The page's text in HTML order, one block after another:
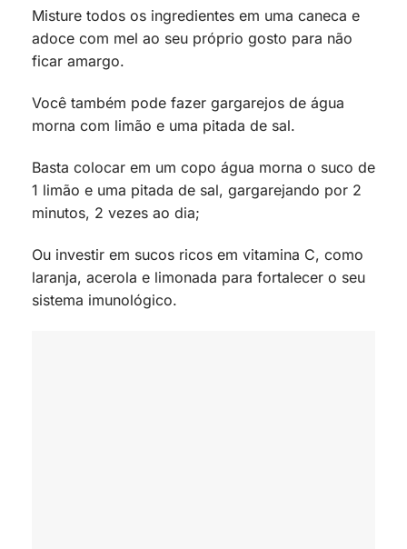
Misture todos os ingredientes em uma caneca e
adoce com mel ao seu próprio gosto para não
ficar amargo.
Você também pode fazer gargarejos de água
morna com limão e uma pitada de sal.
Basta colocar em um copo água morna o suco de
1 limão e uma pitada de sal, gargarejando por 2
minutos, 2 vezes ao dia;
Ou investir em sucos ricos em vitamina C, como
laranja, acerola e limonada para fortalecer o seu
sistema imunológico.